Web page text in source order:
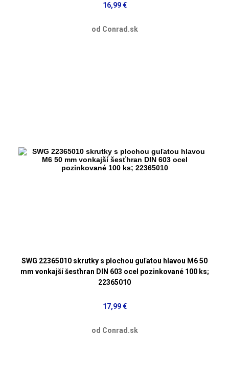
16,99 €
od Conrad.sk
SWG 22365010 skrutky s plochou guľatou hlavou M6 50
mm vonkajší šesťhran DIN 603 ocel pozinkované 100 ks;
22365010
17,99 €
od Conrad.sk